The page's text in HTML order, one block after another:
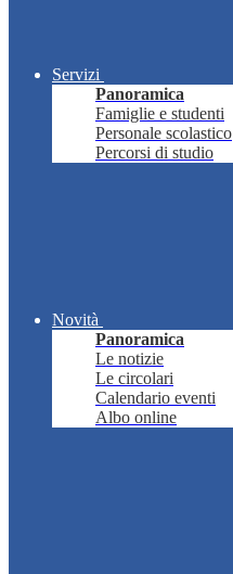
Servizi
Panoramica
Famiglie e studenti
Personale scolastico
Percorsi di studio
Novità
Panoramica
Le notizie
Le circolari
Calendario eventi
Albo online